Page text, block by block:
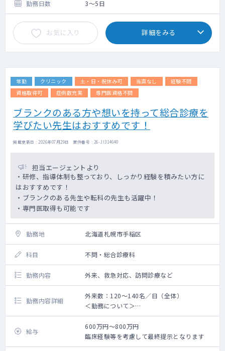
の時短勤務の検討が可能です！
◇電子カルテ：BML -メディカルステーショ
ン-
勤務日数 3～5日
お気に入り 詳細をみる
常勤 クリニック 土・日・祝休み可 当直なし
経験不問
資格取得可
症例数充実 専門医資格不問
ブランクのある方や想いを持って総合診療を
学びたい先生はおすすめです！
掲載更新日 : 2026年07月29日 案件番号 : 26-JI314640
担当エージェントより
・研修、指導体制も整っており、しっかり経験を積みたい方に
はおすすめです！
・ブランクのある先生や転科の先生も活躍中！
・専門医取得も可能です
勤務地 北海道札幌市手稲区
科目 不問・総合診療科
勤務内容 外来、救急対応、訪問診療など
勤務内容詳細
外来数：120～140名／日（全体）
＜勤務について＞
・外来：週3コマ程度を担当していただきます
（予約制）。
小児から高齢の方まで、簡単な皮膚
疾患や慢性的な整形疾患も含まれます。
給与
600万円～800万円
臨床経験等を考慮して最終提示となります